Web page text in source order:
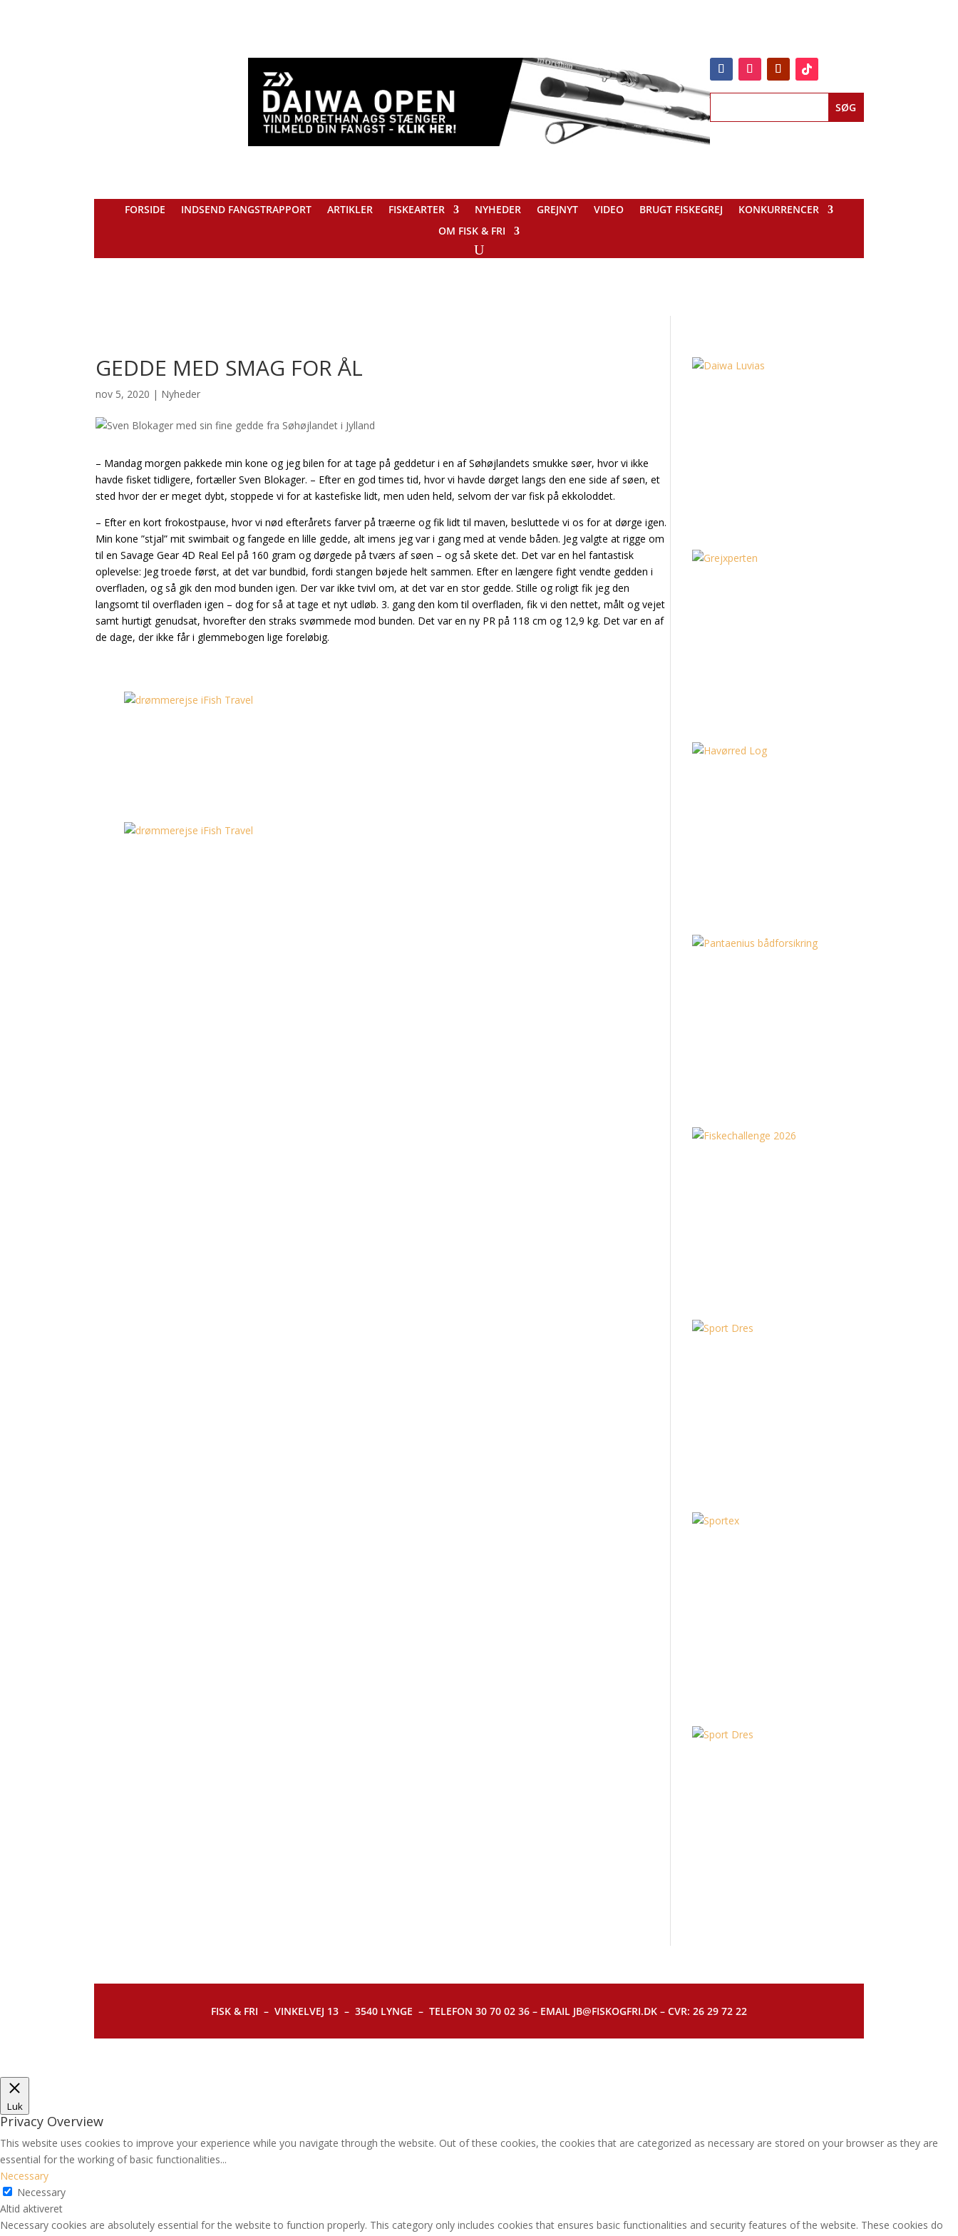
FORSIDE INDSEND FANGSTRAPPORT ARTIKLER FISKEARTER NYHEDER GREJNYT VIDEO BRUGT FISKEGREJ
KONKURRENCER
OM FISK & FRI
GEDDE MED SMAG FOR ÅL
nov 5, 2020 | Nyheder
– Mandag morgen pakkede min kone og jeg bilen for at tage på geddetur i en af Søhøjlandets smukke søer, hvor vi ikke
havde fisket tidligere, fortæller Sven Blokager. – Efter en god times tid, hvor vi havde dørget langs den ene side af søen, et
sted hvor der er meget dybt, stoppede vi for at kastefiske lidt, men uden held, selvom der var fisk på ekkoloddet.
– Efter en kort frokostpause, hvor vi nød efterårets farver på træerne og fik lidt til maven, besluttede vi os for at dørge igen.
Min kone ”stjal” mit swimbait og fangede en lille gedde, alt imens jeg var i gang med at vende båden. Jeg valgte at rigge om
til en Savage Gear 4D Real Eel på 160 gram og dørgede på tværs af søen – og så skete det. Det var en hel fantastisk
oplevelse: Jeg troede først, at det var bundbid, fordi stangen bøjede helt sammen. Efter en længere fight vendte gedden i
overfladen, og så gik den mod bunden igen. Der var ikke tvivl om, at det var en stor gedde. Stille og roligt fik jeg den
langsomt til overfladen igen – dog for så at tage et nyt udløb. 3. gang den kom til overfladen, fik vi den nettet, målt og vejet
samt hurtigt genudsat, hvorefter den straks svømmede mod bunden. Det var en ny PR på 118 cm og 12,9 kg. Det var en af
de dage, der ikke får i glemmebogen lige foreløbig.
FISK & FRI – VINKELVEJ 13 – 3540 LYNGE – TELEFON 30 70 02 36 – EMAIL JB@FISKOGFRI.DK – CVR: 26 29 72 22
Luk
Privacy Overview
This website uses cookies to improve your experience while you navigate through the website. Out of these cookies, the cookies that are categorized as necessary are stored on your browser as they are
essential for the working of basic functionalities...
Necessary
Necessary
Altid aktiveret
Necessary cookies are absolutely essential for the website to function properly. This category only includes cookies that ensures basic functionalities and security features of the website. These cookies do